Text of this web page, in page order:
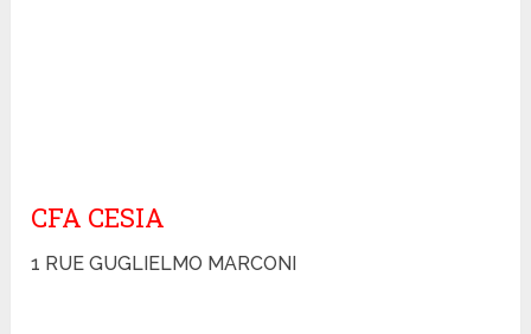
CFA CESIA
1 RUE GUGLIELMO MARCONI